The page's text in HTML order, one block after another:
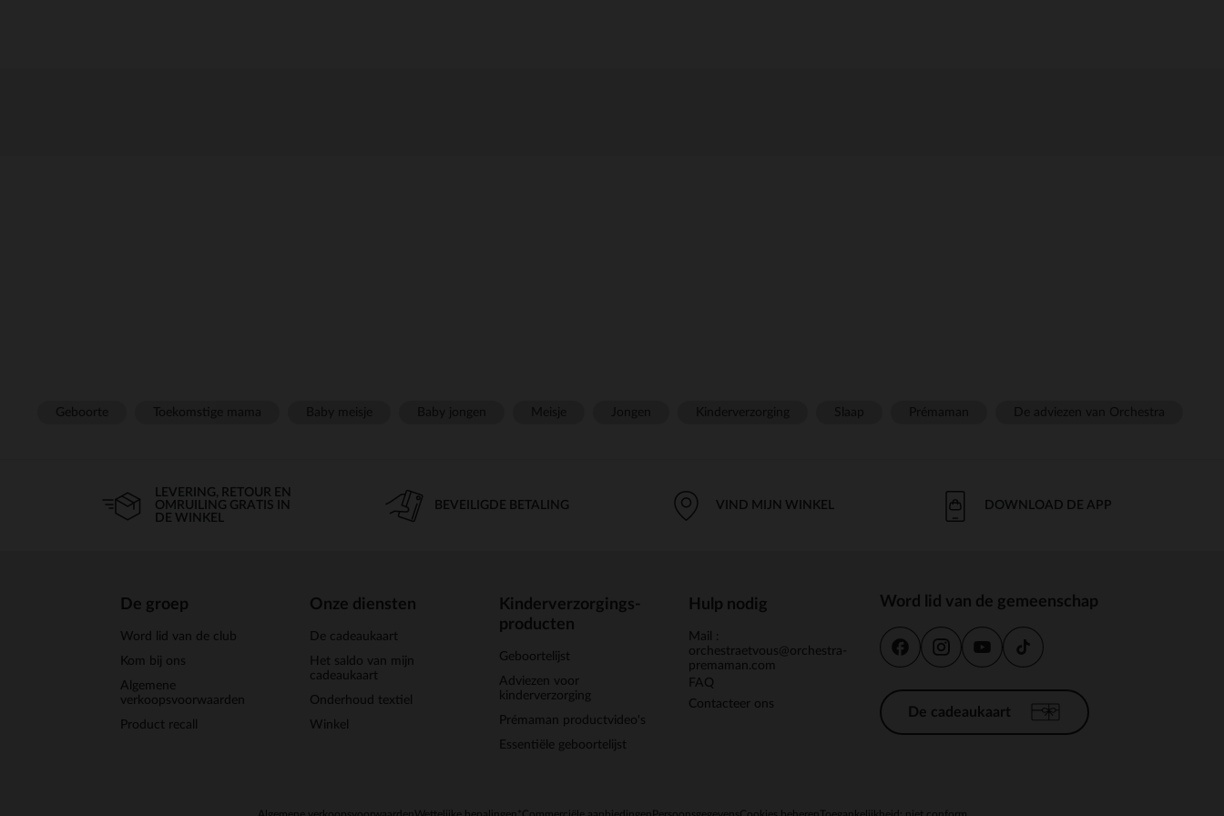
LEVERING, RETOUR EN
OMRUILING GRATIS IN
DE WINKEL
BEVEILIGDE BETALING VIND MIJN WINKEL DOWNLOAD DE APP
De groep
Word lid van de club
Kom bij ons
Algemene
verkoopsvoorwaarden
Product recall
Onze diensten
De cadeaukaart
Het saldo van mijn
cadeaukaart
Onderhoud textiel
Winkel
Kinderverzorgings-
producten
Geboortelijst
Adviezen voor
kinderverzorging
Prémaman productvideo's
Essentiële geboortelijst
Hulp nodig
Mail :
orchestraetvous@orchestra-
premaman.com
FAQ
Contacteer ons
Word lid van de gemeenschap
De cadeaukaart